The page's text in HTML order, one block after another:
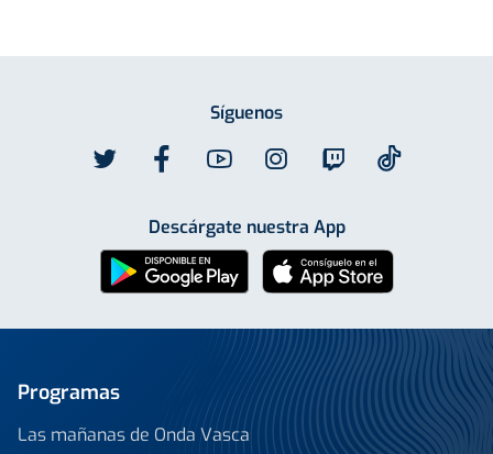
Síguenos
Descárgate nuestra App
Programas
Las mañanas de Onda Vasca